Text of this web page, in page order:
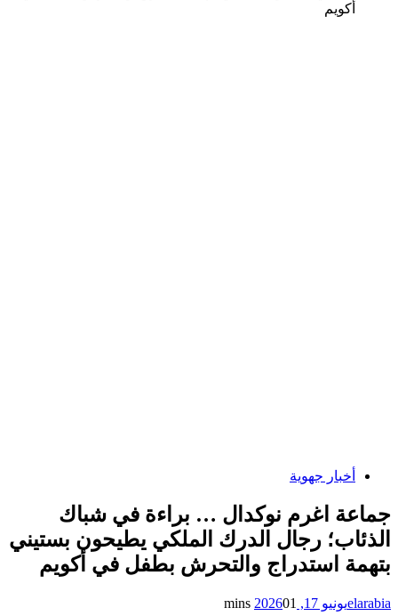
أكويم
أخبار جهوية
جماعة اغرم نوكدال … ​براءة في شباك
الذئاب؛ رجال الدرك الملكي يطيحون بستيني
بتهمة استدراج والتحرش بطفل في أكويم
elarabiaيونيو 17, 2026 01 mins